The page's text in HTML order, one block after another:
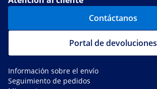
Contáctanos
Portal de devoluciones
Información sobre el envío
Seguimiento de pedidos